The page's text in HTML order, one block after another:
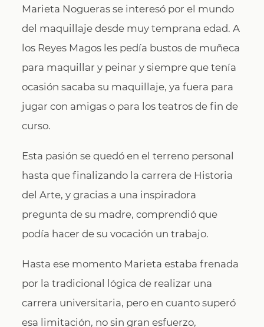
Marieta Nogueras se interesó por el mundo
del maquillaje desde muy temprana edad. A
los Reyes Magos les pedía bustos de muñeca
para maquillar y peinar y siempre que tenía
ocasión sacaba su maquillaje, ya fuera para
jugar con amigas o para los teatros de fin de
curso.
Esta pasión se quedó en el terreno personal
hasta que finalizando la carrera de Historia
del Arte, y gracias a una inspiradora
pregunta de su madre, comprendió que
podía hacer de su vocación un trabajo.
Hasta ese momento Marieta estaba frenada
por la tradicional lógica de realizar una
carrera universitaria, pero en cuanto superó
esa limitación, no sin gran esfuerzo,